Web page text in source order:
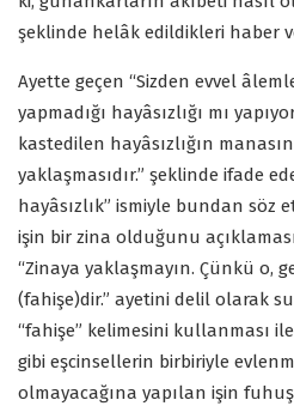
şeklinde helâk edildikleri haber
Ayette geçen “Sizden evvel
yapmadığı hayâsızlığı mı
kastedilen hayâsızlığın
yaklaşmasıdır.” şeklinde ifade
hayâsızlık” ismiyle bundan söz
işin bir zina olduğunu
“Zinaya yaklaşmayın. Çünkü o,
(fahişe)dir.” ayetini delil olarak
“fahişe” kelimesini kullanması
gibi eşcinsellerin birbiriyle
olmayacağına yapılan işin